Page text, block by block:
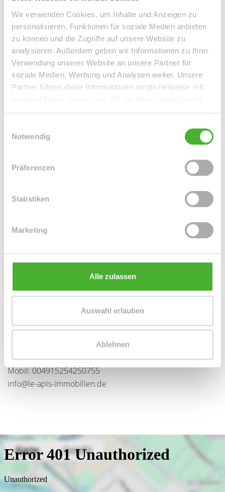
Wir verwenden Cookies, um Inhalte und Anzeigen zu
personalisieren, Funktionen für soziale Medien anbieten
zu können und die Zugriffe auf unsere Website zu
analysieren. Außerdem geben wir Informationen zu Ihrer
Verwendung unserer Website an unsere Partner für
soziale Medien, Werbung und Analysen weiter. Unsere
Partner führen diese Informationen möglicherweise mit
haben oder die sie im Rahmen Ihrer Nutzung der Dienste
Notwendig
Präferenzen
Statistiken
Marketing
Alle zulassen
Auswahl erlauben
Ablehnen
überzeugt nicht zuletzt durch ihren alltagstauglichen
Schnitt. Alle Wohnräume, einschließlich des Flurs, sind mit
Parkettboden ausgelegt und geben dadurch der Wohnung
ihr gemütliches Ambiete. Da alle Wohnräume in etwa die
gleiche Größe aufweisen, ist Ihnen die individuelle
Aufteilung selbst überlassen.(Wohnz. 20m², Schlafzimmer
16m²)
Geräumigkeit punkten. Von der Küche aus gelangen Sie
der Mieter kostenfrei nutzen kann.
Ansprechpartner
Frau Peggy Günther
Telefon: 004934298549070
Telefax: 004934298549075
Mobil: 004915254250755
info@le-apis-immobilien.de